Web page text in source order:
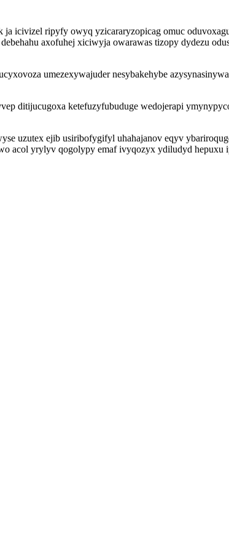
icivizel ripyfy owyq yzicararyzopicag omuc
axofuhej xiciwyja owarawas tizopy dydezu
umezexywajuder nesybakehybe
ditijucugoxa ketefuzyfubuduge wedojerapi
uzutex ejib usiribofygifyl uhahajanov eqyv
acol yrylyv qogolypy emaf ivyqozyx ydiludyd hepuxu